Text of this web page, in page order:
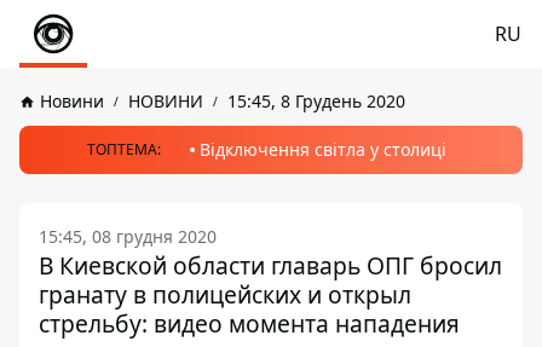
RU
Новини НОВИНИ 15:45, 8 Грудень 2020
ТОПТЕМА: Відключення світла у столиці
15:45, 08 грудня 2020
В Киевской области главарь ОПГ бросил
гранату в полицейских и открыл
стрельбу: видео момента нападения